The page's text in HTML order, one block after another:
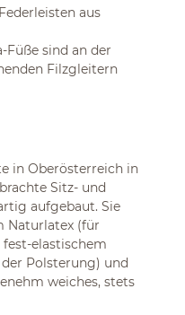
aus
Füße sind an der
Filzgleitern
in Oberösterreich in
Sitz- und
aufgebaut. Sie
Naturlatex (für
fest-elastischem
Polsterung) und
weiches, stets